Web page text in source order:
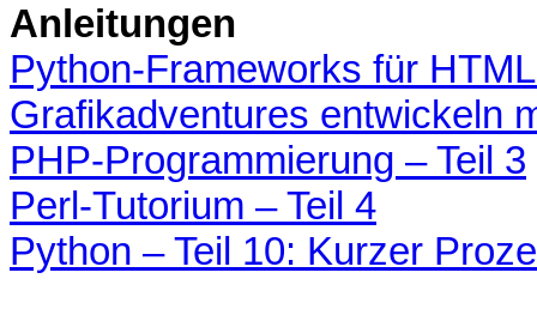
Anleitungen
Python-Frameworks für
Grafikadventures entwickeln
PHP-Programmierung – Teil 3
Perl-Tutorium – Teil 4
Python – Teil 10: Kurzer